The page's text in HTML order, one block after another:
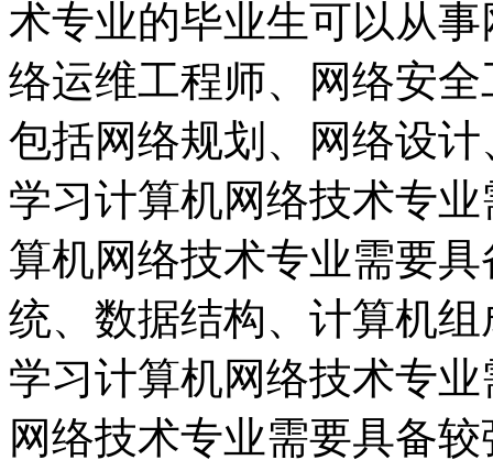
术专业的毕业生可以从
络运维工程师、网络安
包括网络规划、网络设
学习计算机网络技术专
算机网络技术专业需要
统、数据结构、计算机
学习计算机网络技术专
网络技术专业需要具备